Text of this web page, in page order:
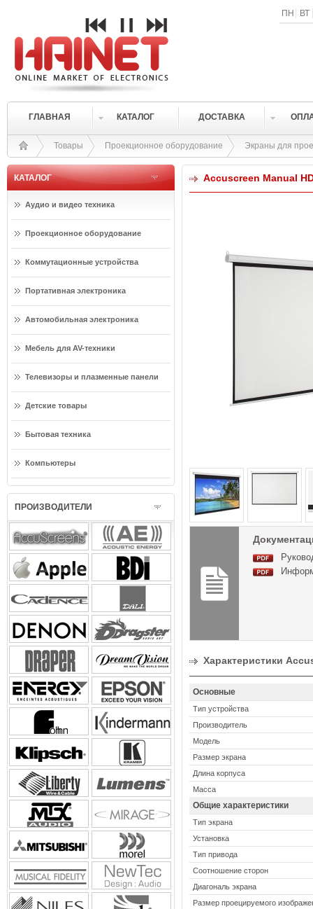
ПН ВТ
ГЛАВНАЯ КАТАЛОГ ДОСТАВКА
Товары Проекционное оборудование Экраны для
КАТАЛОГ
Аудио и видео техника
Проекционное оборудование
Коммутационные устройства
Портативная электроника
Автомобильная электроника
Мебель для AV-техники
Телевизоры и плазменные панели
Детские товары
Бытовая техника
Компьютеры
ПРОИЗВОДИТЕЛИ
Accuscreen Manual
Характеристики
Основные
Тип устройства
Производитель
Модель
Размер экрана
Длина корпуса
Масса
Общие характеристики
Тип экрана
Установка
Тип привода
Соотношение сторон
Диагональ экрана
Размер проецируемого